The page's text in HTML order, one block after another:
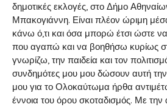
δημοτικές εκλογές, στο Δήμο
Μπακογιάννη. Είναι πλέον ώριμη
κάνω ό,τι και όσα μπορώ έτσι ώστε
που αγαπώ και να βοηθήσω κυρίως
γνωρίζω, την παιδεία και τον
συνδημότες μου μου δώσουν αυτή
μου για το Ολοκαύτωμα ήρθα
έννοια του όρου σκοταδισμός. Με την